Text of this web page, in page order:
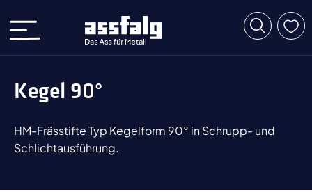
Kegel 90°
HM-Frässtifte Typ Kegelform 90° in Schrupp- und
Schlichtausführung.